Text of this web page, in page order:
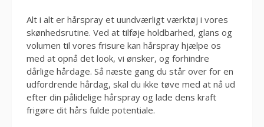
Alt i alt er hårspray et uundværligt værktøj i vores
skønhedsrutine. Ved at tilføje holdbarhed, glans og
volumen til vores frisure kan hårspray hjælpe os
med at opnå det look, vi ønsker, og forhindre
dårlige hårdage. Så næste gang du står over for en
udfordrende hårdag, skal du ikke tøve med at nå ud
efter din pålidelige hårspray og lade dens kraft
frigøre dit hårs fulde potentiale.